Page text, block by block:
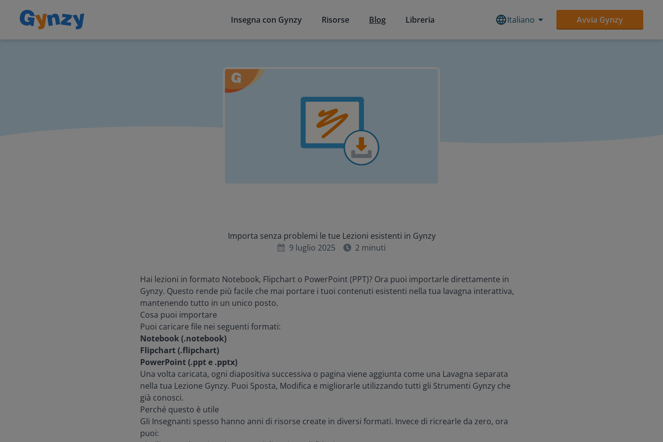
Insegna con Gynzy Risorse Blog Libreria Italiano Avvia Gynzy
Importa senza problemi le tue Lezioni esistenti in Gynzy
9 luglio 2025
2 minuti
Hai lezioni in formato Notebook, Flipchart o PowerPoint (PPT)? Ora puoi importarle direttamente in
Gynzy. Questo rende più facile che mai portare i tuoi contenuti esistenti nella tua lavagna interattiva,
mantenendo tutto in un unico posto.
Cosa puoi importare
Puoi caricare file nei seguenti formati:
Notebook (.notebook)
Flipchart (.flipchart)
PowerPoint (.ppt e .pptx)
Una volta caricata, ogni diapositiva successiva o pagina viene aggiunta come una Lavagna separata
nella tua Lezione Gynzy. Puoi Sposta, Modifica e migliorarle utilizzando tutti gli Strumenti Gynzy che
già conosci.
Perché questo è utile
Gli Insegnanti spesso hanno anni di risorse create in diversi formati. Invece di ricrearle da zero, ora
puoi: